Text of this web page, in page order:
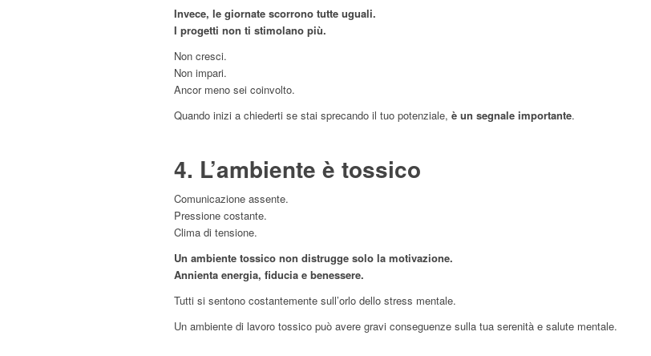
Invece, le giornate scorrono tutte uguali.
I progetti non ti stimolano più.
Non cresci.
Non impari.
Ancor meno sei coinvolto.
Quando inizi a chiederti se stai sprecando il tuo potenziale, è un segnale importante.
4. L’ambiente è tossico
Comunicazione assente.
Pressione costante.
Clima di tensione.
Un ambiente tossico non distrugge solo la motivazione.
Annienta energia, fiducia e benessere.
Tutti si sentono costantemente sull’orlo dello stress mentale.
Un ambiente di lavoro tossico può avere gravi conseguenze sulla tua serenità e salute mentale.